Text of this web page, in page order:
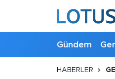
Gündem
HABERLER